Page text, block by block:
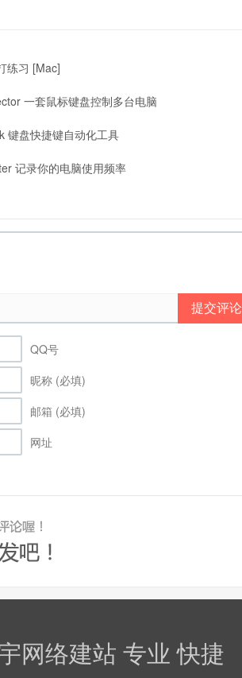
练习 [Mac]
一套鼠标键盘控制多台电脑
键盘快捷键自动化工具
记录你的电脑使用频率
提交评论
QQ号
昵称 (必填)
邮箱 (必填)
网址
网络建站 专业 快捷